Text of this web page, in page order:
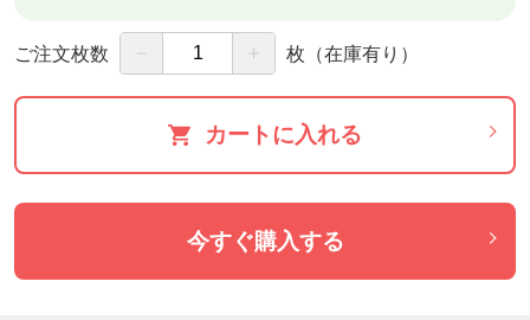
https://amzn.to/3A21QFG
『次回の講座はいつですか？」と、お問い合わせを
多く頂いております。
足の指まわしの興味を持って頂きありがとうござい
ご注文枚数 － ＋ 枚 （在庫有り）
カートに入れる
今すぐ購入する